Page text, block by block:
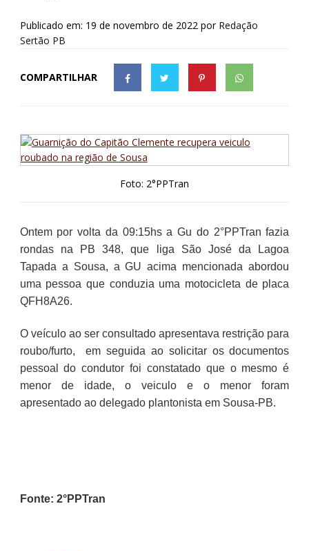
Publicado em: 19 de novembro de 2022 por Redação
Sertão PB
COMPARTILHAR
Foto: 2°PPTran
Ontem por volta da 09:15hs a Gu do 2°PPTran fazia
rondas na PB 348, que liga São José da Lagoa
Tapada a Sousa, a GU acima mencionada abordou
uma pessoa que conduzia uma motocicleta de placa
QFH8A26.
O veículo ao ser consultado apresentava restrição para
roubo/furto, em seguida ao solicitar os documentos
pessoal do condutor foi constatado que o mesmo é
menor de idade, o veiculo e o menor foram
apresentado ao delegado plantonista em Sousa-PB.
Fonte: 2°PPTran